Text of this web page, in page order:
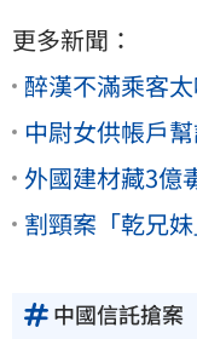
更多新聞：
醉漢不滿乘客
中尉女供帳戶
外國建材藏3億
割頸案「乾兄
中國信託搶案